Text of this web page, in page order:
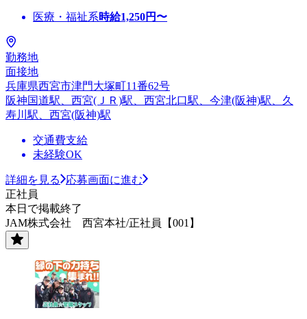
医療・福祉系時給1,250円〜
勤務地
面接地
兵庫県西宮市津門大塚町11番62号
阪神国道駅、西宮(ＪＲ)駅、西宮北口駅、今津(阪神)駅、久
寿川駅、西宮(阪神)駅
交通費支給
未経験OK
詳細を見る
応募画面に進む
正社員
本日で掲載終了
JAM株式会社 西宮本社/正社員【001】